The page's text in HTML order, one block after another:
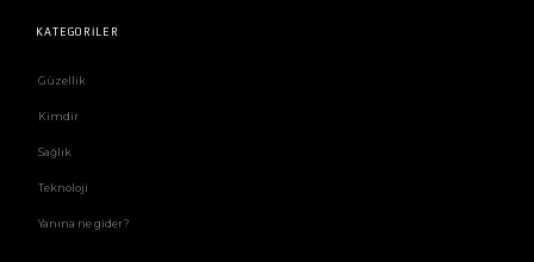
KATEGORİLER
Güzellik
Kimdir
Sağlık
Teknoloji
Yanına ne gider?